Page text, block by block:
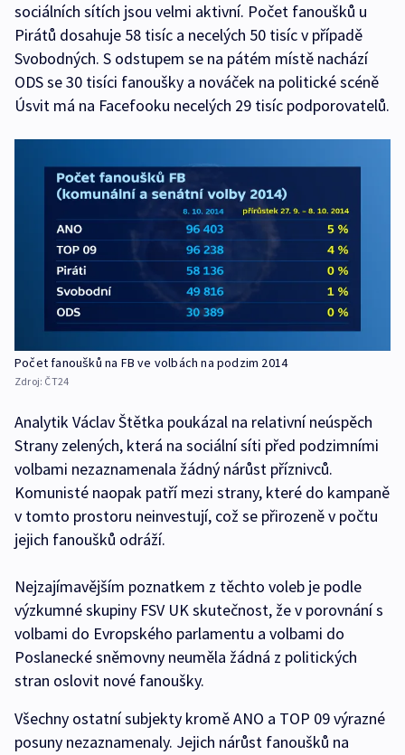
sociálních sítích jsou velmi aktivní. Počet fanoušků u
Pirátů dosahuje 58 tisíc a necelých 50 tisíc v případě
Svobodných. S odstupem se na pátém místě nachází
ODS se 30 tisíci fanoušky a nováček na politické scéně
Úsvit má na Facefooku necelých 29 tisíc podporovatelů.
Počet fanoušků na FB ve volbách na podzim 2014
Zdroj: ČT24
Analytik Václav Štětka poukázal na relativní neúspěch
Strany zelených, která na sociální síti před podzimními
volbami nezaznamenala žádný nárůst příznivců.
Komunisté naopak patří mezi strany, které do kampaně
v tomto prostoru neinvestují, což se přirozeně v počtu
jejich fanoušků odráží.
Nejzajímavějším poznatkem z těchto voleb je podle
výzkumné skupiny FSV UK skutečnost, že v porovnání s
volbami do Evropského parlamentu a volbami do
Poslanecké sněmovny neuměla žádná z politických
stran oslovit nové fanoušky.
Všechny ostatní subjekty kromě ANO a TOP 09 výrazné
posuny nezaznamenaly. Jejich nárůst fanoušků na